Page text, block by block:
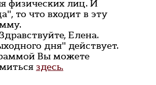
физических лиц. И
то что входит в эту
Здравствуйте, Елена.
дня" действует.
Вы можете
здесь.